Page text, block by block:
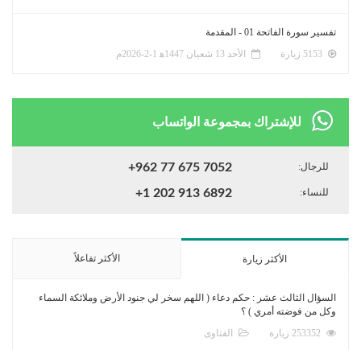
تفسير سورة الفاتحة 01 - المقدمة
الأحد 13 شعبان 1447ﻫ 1-2-2026م
للإشتراك بمجموعة الواتساب
للرجال: +962 77 675 7052
للنساء: +1 202 913 6892
الأكثر زيارة الأكثر تفاعلاً
السؤال الثالث عشر : حكم دعاء ( اللهم سخر لي جنود الأرض وملائكة السماء
وكل من فوضته أمري ) ؟
الفتاوى